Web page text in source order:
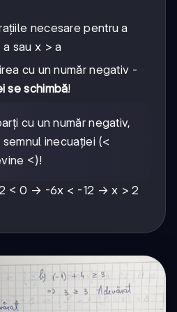
necesare pentru a
sau x > a
cu un număr negativ -
se schimbă!
cu un număr negativ,
inecuației (<
<)!
< 0 → -6x < -12 → x > 2